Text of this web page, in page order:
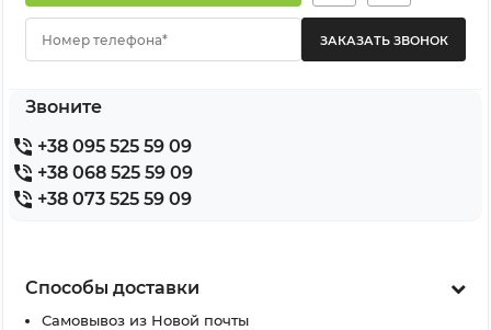
Номер телефона*
Звоните
+38 095 525 59 09
+38 068 525 59 09
+38 073 525 59 09
Способы доставки
Самовывоз из Новой почты